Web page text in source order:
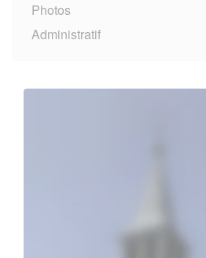
Photos
Administratif